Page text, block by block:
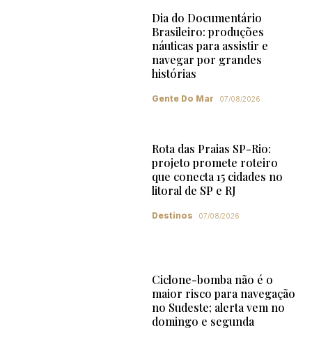
Dia do Documentário
Brasileiro: produções
náuticas para assistir e
navegar por grandes
histórias
Gente Do Mar 07/08/2026
Rota das Praias SP-Rio:
projeto promete roteiro
que conecta 15 cidades no
litoral de SP e RJ
Destinos 07/08/2026
Ciclone-bomba não é o
maior risco para navegação
no Sudeste; alerta vem no
domingo e segunda